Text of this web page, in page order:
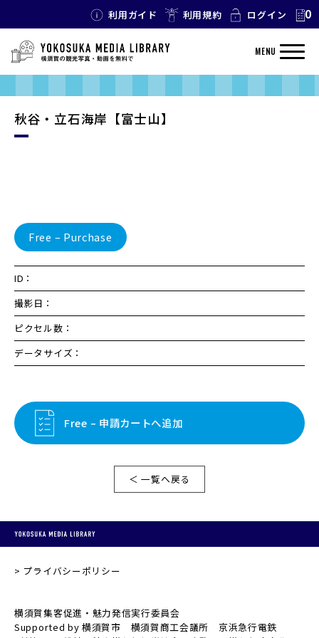
利用ガイド 利用規約 ログイン 0
MENU
秋谷・立石海岸【富士山】
Free – Purchase
ID：
撮影日：
ピクセル数：
データサイズ：
Free – 申請カートへ追加
＜ 一覧へ戻る
プライバシーポリシー
横須賀集客促進・魅力発信実行委員会
Supported by 横須賀市 横須賀商工会議所 京浜急行電鉄